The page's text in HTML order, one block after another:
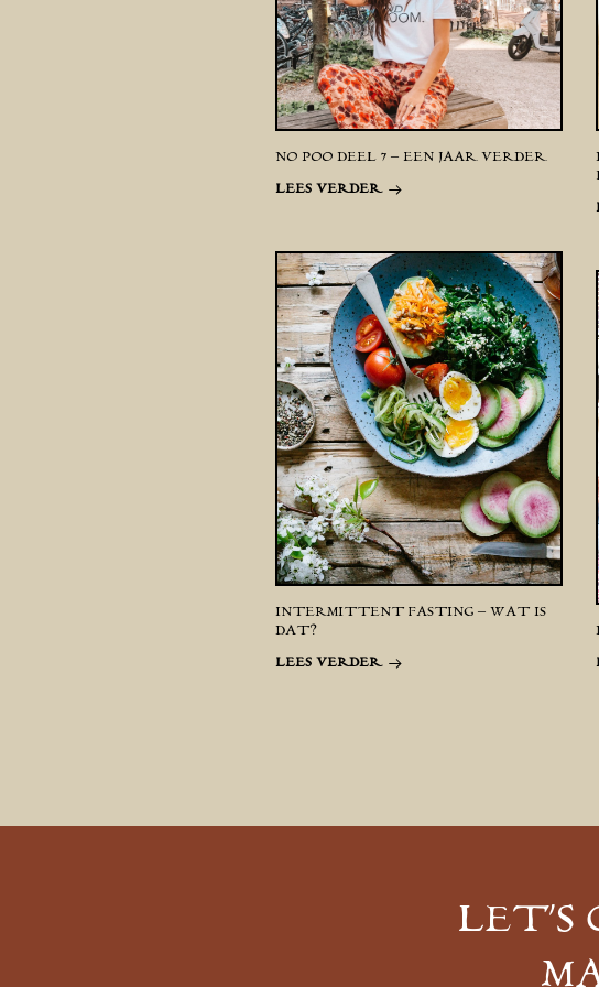
NO POO DEEL 7 – EEN JAAR VERDER
LEES VERDER
INTERMITTENT FASTING – WAT IS
DAT?
LEES VERDER